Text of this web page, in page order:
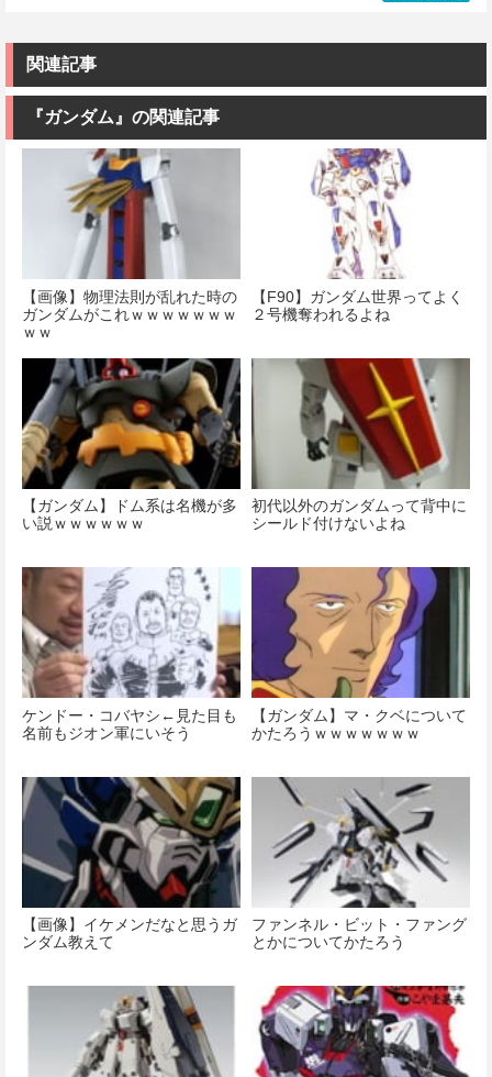
機動戦士ガン
ダム 水星の魔
アリアル 1/100
スケール 色分
け済みプラモ
デル
価格：¥4,822
ケール 色分け
価格：¥13,680
プラモデル
関連記事
『ガンダム』の関連記事
【画像】物理法則が乱れた時の
ガンダムがこれｗｗｗｗｗｗｗ
ｗｗ
【F90】ガンダム世界ってよく
２号機奪われるよね
【ガンダム】ドム系は名機が多
い説ｗｗｗｗｗｗ
初代以外のガンダムって背中に
シールド付けないよね
ケンドー・コバヤシ←見た目も
名前もジオン軍にいそう
【ガンダム】マ・クベについて
かたろうｗｗｗｗｗｗｗ
【画像】イケメンだなと思うガ
ンダム教えて
ファンネル・ビット・ファング
とかについてかたろう